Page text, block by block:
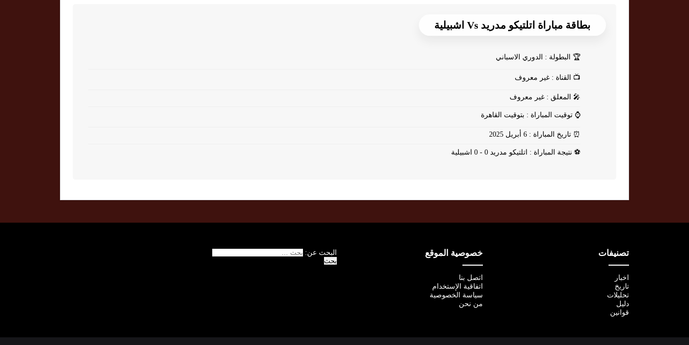
بطاقة مباراة اتلتيكو مدريد Vs اشبيلية
🏆 البطولة : الدوري الاسباني
📺 القناة : غير معروف
🎤 المعلق : غير معروف
⌚ توقيت المباراة : بتوقيت القاهرة
⏰ تاريخ المباراة : 6 أبريل 2025
⚽ نتيجة المباراة : اتلتيكو مدريد 0 - 0 اشبيلية
تصنيفات
اخبار
تاريخ
تحليلات
دليل
قوانين
خصوصية الموقع
اتصل بنا
اتفاقية الإستخدام
سياسة الخصوصية
من نحن
البحث عن: